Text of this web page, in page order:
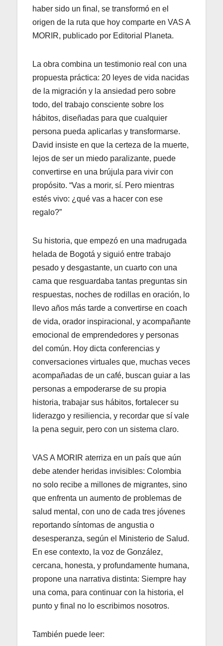
haber sido un final, se transformó en el
origen de la ruta que hoy comparte en VAS A
MORIR, publicado por Editorial Planeta.
La obra combina un testimonio real con una
propuesta práctica: 20 leyes de vida nacidas
de la migración y la ansiedad pero sobre
todo, del trabajo consciente sobre los
hábitos, diseñadas para que cualquier
persona pueda aplicarlas y transformarse.
David insiste en que la certeza de la muerte,
lejos de ser un miedo paralizante, puede
convertirse en una brújula para vivir con
propósito. “Vas a morir, sí. Pero mientras
estés vivo: ¿qué vas a hacer con ese
regalo?”
Su historia, que empezó en una madrugada
helada de Bogotá y siguió entre trabajo
pesado y desgastante, un cuarto con una
cama que resguardaba tantas preguntas sin
respuestas, noches de rodillas en oración, lo
llevo años más tarde a convertirse en coach
de vida, orador inspiracional, y acompañante
emocional de emprendedores y personas
del común. Hoy dicta conferencias y
conversaciones virtuales que, muchas veces
acompañadas de un café, buscan guiar a las
personas a empoderarse de su propia
historia, trabajar sus hábitos, fortalecer su
liderazgo y resiliencia, y recordar que sí vale
la pena seguir, pero con un sistema claro.
VAS A MORIR aterriza en un país que aún
debe atender heridas invisibles: Colombia
no solo recibe a millones de migrantes, sino
que enfrenta un aumento de problemas de
salud mental, con uno de cada tres jóvenes
reportando síntomas de angustia o
desesperanza, según el Ministerio de Salud.
En ese contexto, la voz de González,
cercana, honesta, y profundamente humana,
propone una narrativa distinta: Siempre hay
una coma, para continuar con la historia, el
punto y final no lo escribimos nosotros.
También puede leer: